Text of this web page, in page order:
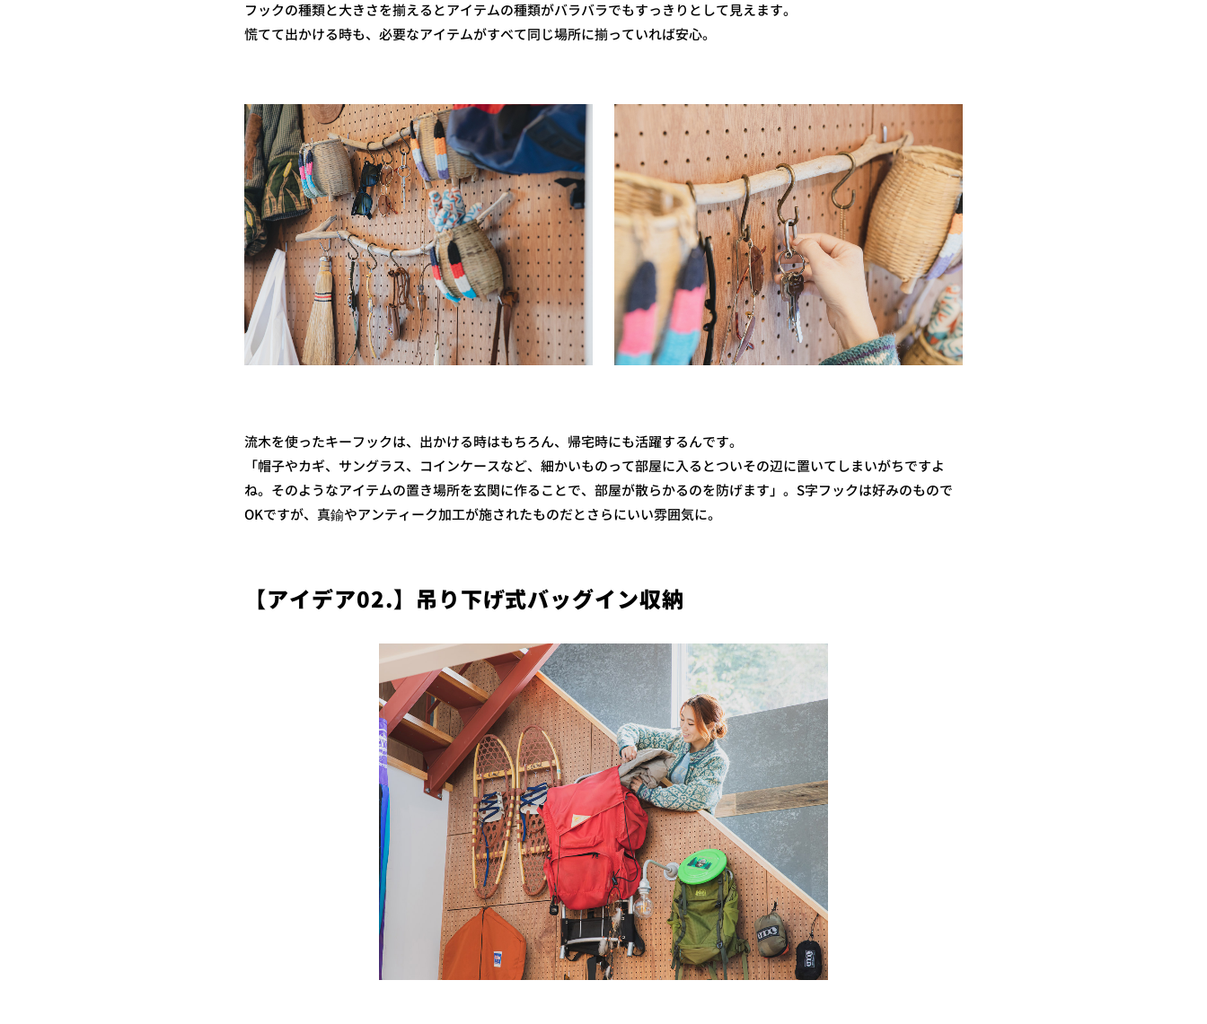
フックの種類と大きさを揃えるとアイテムの種類がバラバラでもすっきりとして見えます。
慌てて出かける時も、必要なアイテムがすべて同じ場所に揃っていれば安心。
流木を使ったキーフックは、出かける時はもちろん、帰宅時にも活躍するんです。
「帽子やカギ、サングラス、コインケースなど、細かいものって部屋に入るとついその辺に置いてしまいがちですよ
ね。そのようなアイテムの置き場所を玄関に作ることで、部屋が散らかるのを防げます」。S字フックは好みのもので
OKですが、真鍮やアンティーク加工が施されたものだとさらにいい雰囲気に。
【アイデア02.】吊り下げ式バッグイン収納